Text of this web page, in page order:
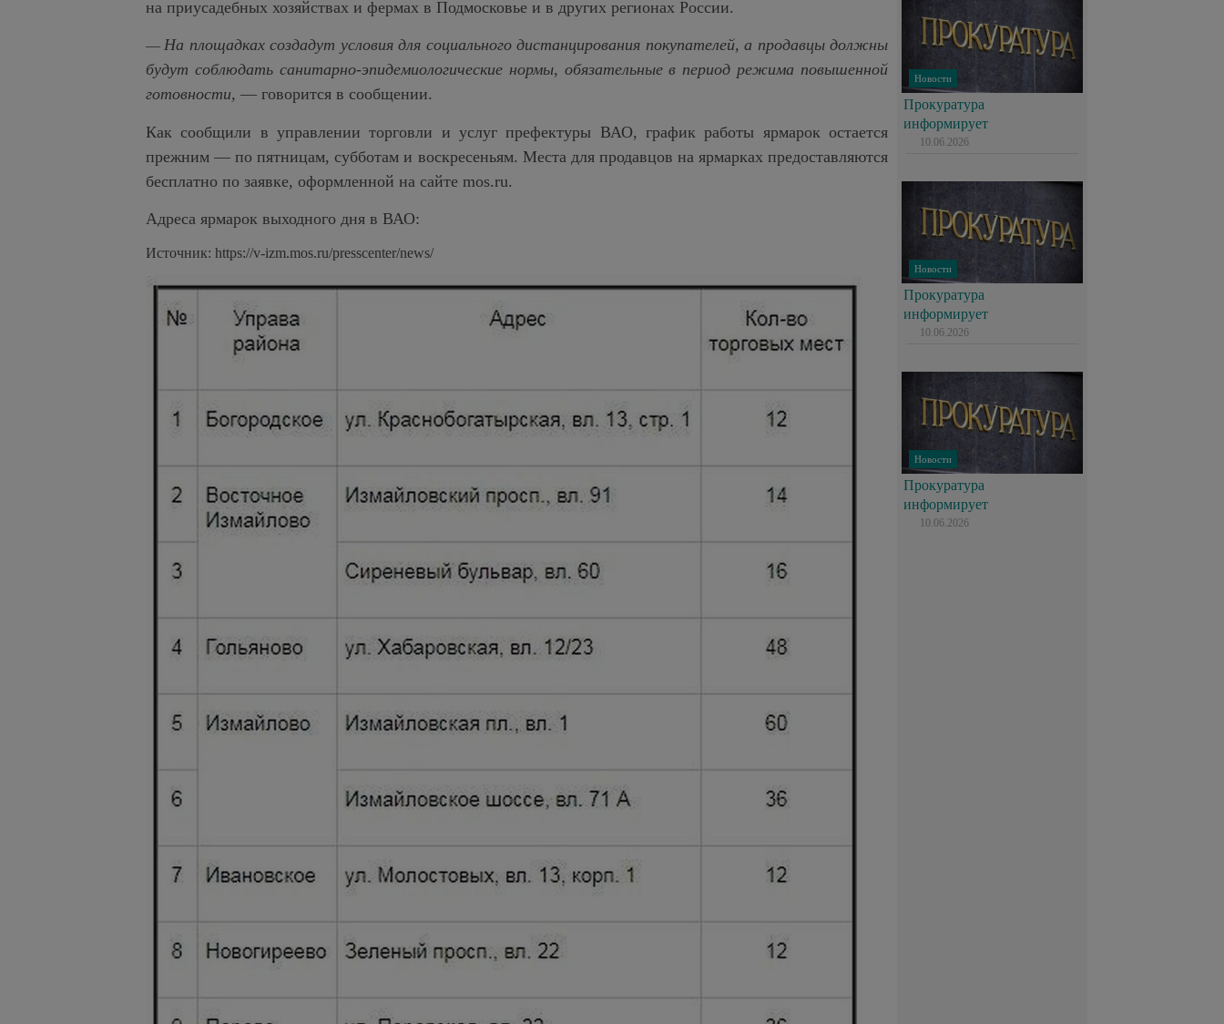
на приусадебных хозяйствах и фермах в Подмосковье и в других регионах России.
— На площадках создадут условия для социального дистанцирования покупателей, а продавцы должны
будут соблюдать санитарно-эпидемиологические нормы, обязательные в период режима повышенной
готовности, — говорится в сообщении.
Как сообщили в управлении торговли и услуг префектуры ВАО, график работы ярмарок остается
прежним — по пятницам, субботам и воскресеньям. Места для продавцов на ярмарках предоставляются
бесплатно по заявке, оформленной на сайте mos.ru.
Адреса ярмарок выходного дня в ВАО:
Источник: https://v-izm.mos.ru/presscenter/news/
Новости
Прокуратура
информирует
10.06.2026
Новости
Прокуратура
информирует
10.06.2026
Новости
Прокуратура
информирует
10.06.2026